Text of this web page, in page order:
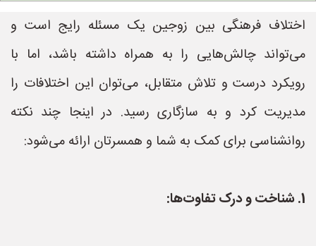
اختلاف فرهنگی بین زوجین یک مسئله رایج است و
می‌تواند چالش‌هایی را به همراه داشته باشد، اما با
رویکرد درست و تلاش متقابل، می‌توان این اختلافات را
مدیریت کرد و به سازگاری رسید. در اینجا چند نکته
روانشناسی برای کمک به شما و همسرتان ارائه می‌شود:
1. شناخت و درک تفاوت‌ها: